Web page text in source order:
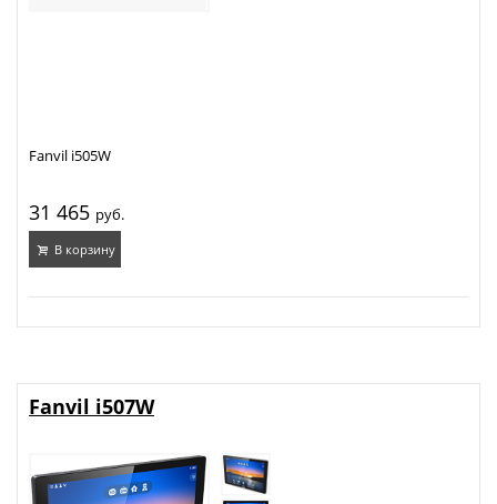
31 465 руб.
В корзину
Fanvil i505W
Fanvil i507W